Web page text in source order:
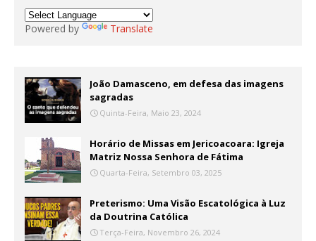
Powered by Translate
João Damasceno, em defesa das imagens
sagradas
Quinta-Feira, Maio 23, 2024
Horário de Missas em Jericoacoara: Igreja
Matriz Nossa Senhora de Fátima
Quarta-Feira, Setembro 03, 2025
Preterismo: Uma Visão Escatológica à Luz
da Doutrina Católica
Terça-Feira, Novembro 26, 2024